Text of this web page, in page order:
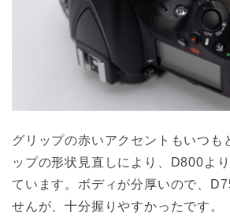
グリップの赤いアクセントもいつも
ップの形状見直しにより、D800よ
ています。ボディが分厚いので、
せんが、十分握りやすかったです。